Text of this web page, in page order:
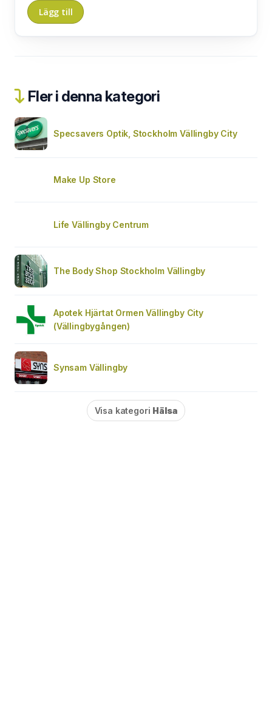
Fler i denna kategori
Specsavers Optik, Stockholm Vällingby City
Make Up Store
Life Vällingby Centrum
The Body Shop Stockholm Vällingby
Apotek Hjärtat Ormen Vällingby City
(Vällingbygången)
Synsam Vällingby
Visa kategori Hälsa